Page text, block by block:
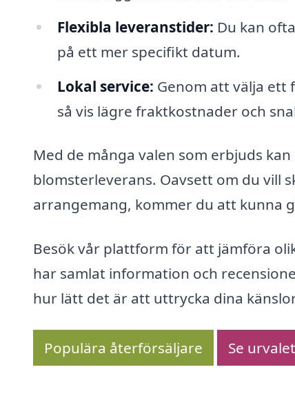
Flexibla leveranstider: Du kan
på ett mer specifikt datum.
Lokal service: Genom att välja ett
så vis lägre fraktkostnader och
Med de många valen som erbjuds
blomsterleverans. Oavsett om du vill
arrangemang, kommer du att kunna
Besök vår plattform för att jämföra
har samlat information och
hur lätt det är att uttrycka dina
Populära återförsäljare Se